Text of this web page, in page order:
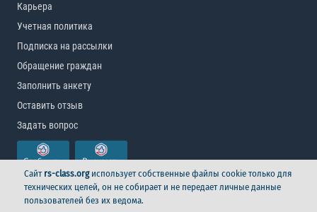
Карьера
Учетная политика
Подписка на рассылки
Обращение граждан
Заполнить анкету
Оставить отзыв
Задать вопрос
Сайт rs-class.orgиспользует собственные файлы cookie только для
технических целей, он не собирает и не передает личные данные
пользователей без их ведома.